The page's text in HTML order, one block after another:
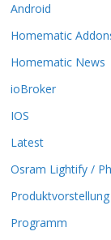
e
p
t
o
n
n
k
n
e
Android
Homematic
Homematic News
ioBroker
IOS
Latest
Osram Lightify /
Produktvorstellung
Programm